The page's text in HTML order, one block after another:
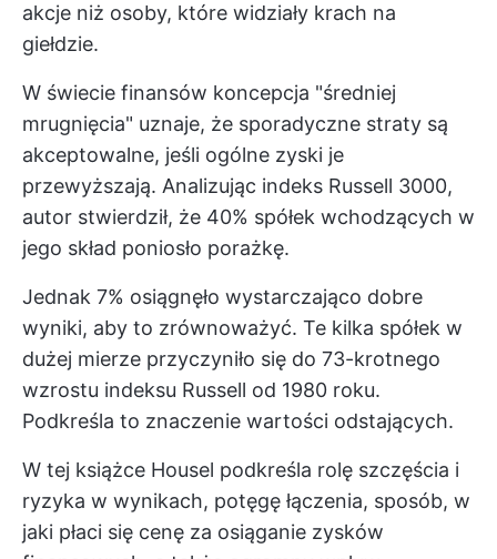
akcje niż osoby, które widziały krach na
giełdzie.
W świecie finansów koncepcja "średniej
mrugnięcia" uznaje, że sporadyczne straty są
akceptowalne, jeśli ogólne zyski je
przewyższają. Analizując indeks Russell 3000,
autor stwierdził, że 40% spółek wchodzących w
jego skład poniosło porażkę.
Jednak 7% osiągnęło wystarczająco dobre
wyniki, aby to zrównoważyć. Te kilka spółek w
dużej mierze przyczyniło się do 73-krotnego
wzrostu indeksu Russell od 1980 roku.
Podkreśla to znaczenie wartości odstających.
W tej książce Housel podkreśla rolę szczęścia i
ryzyka w wynikach, potęgę łączenia, sposób, w
jaki płaci się cenę za osiąganie zysków